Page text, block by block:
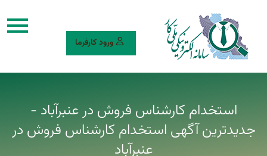
ورود کارفرما
استخدام کارشناس فروش در عنبرآباد -
جدیدترین آگهی استخدام کارشناس فروش در
عنبرآباد